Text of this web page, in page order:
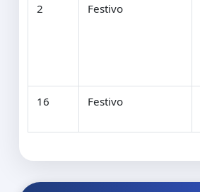
2 Festivo
16 Festivo